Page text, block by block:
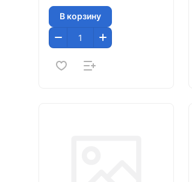
В корзину